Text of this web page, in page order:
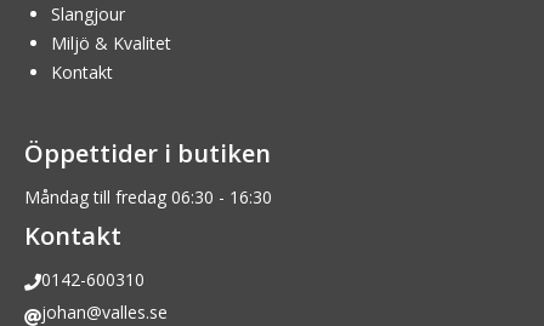
Slangjour
Miljö & Kvalitet
Kontakt
Öppettider i butiken
Måndag till fredag 06:30 - 16:30
Kontakt
0142-600310
johan@valles.se